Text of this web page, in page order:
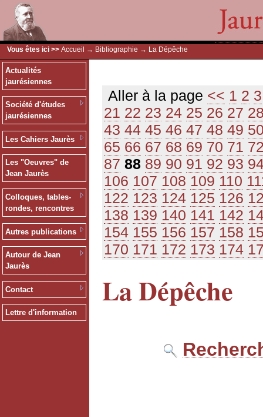
Vous êtes ici >> Accueil → Bibliographie → La Dépêche
Actualités
jaurésiennes
Société d'études
jaurésiennes
Les Cahiers Jaurès
Les "Oeuvres" de
Jean Jaurès
Colloques, tables-
rondes, rencontres
Autres publications
Autour de Jean
Jaurès
Contact
Lettre d'information
Aller à la page << 1 2 3
21 22 23 24 25 26 27
43 44 45 46 47 48 49
65 66 67 68 69 70 71
87 88 89 90 91 92 93
106 107 108 109 110
122 123 124 125 126
138 139 140 141 142
154 155 156 157 158
170 171 172 173 174
La Dépêche